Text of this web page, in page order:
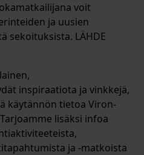
voit
ja uusien
sekoituksista. LÄHDE
inspiraatiota ja vinkkejä,
käytännön tietoa Viron-
lisäksi infoa
ja -matkoista